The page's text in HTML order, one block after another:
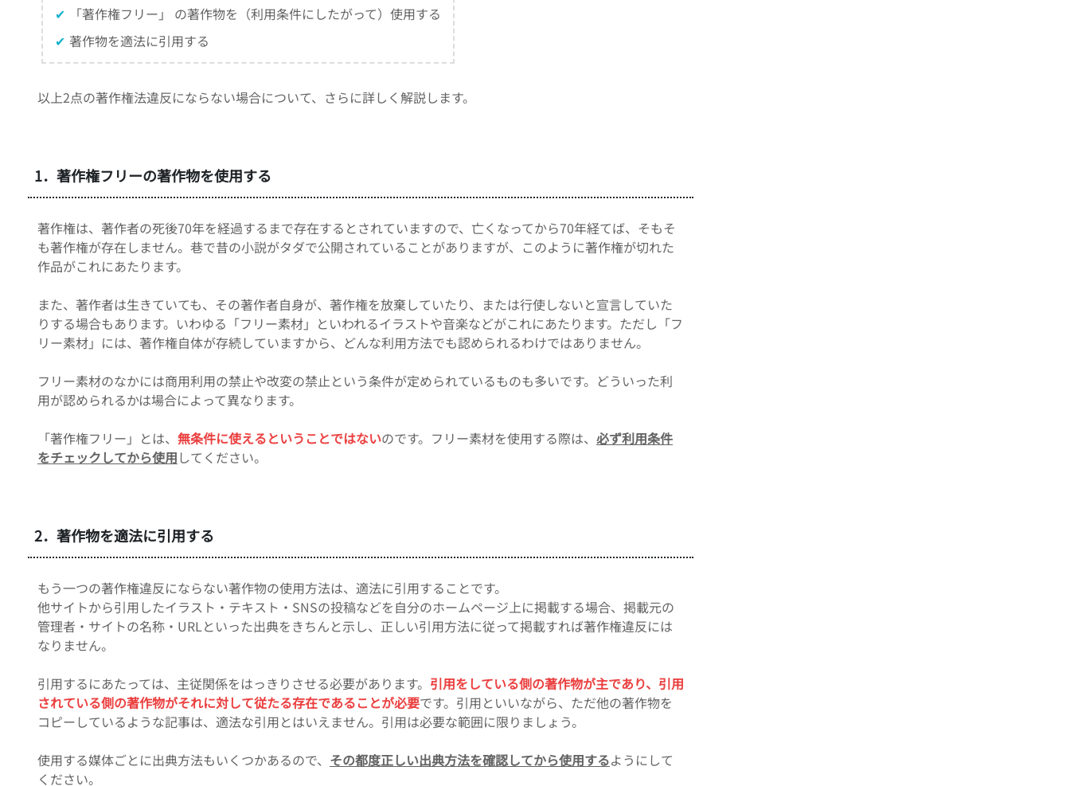
✔
「著作権フリー」 の著作物を（利用条件にしたがって）使用する
✔ 著作物を適法に引用する
以上2点の著作権法違反にならない場合について、さらに詳しく解説します。
1．著作権フリーの著作物を使用する
著作権は、著作者の死後70年を経過するまで存在するとされていますので、亡くなってから70年経てば、そもそ
も著作権が存在しません。巷で昔の小説がタダで公開されていることがありますが、このように著作権が切れた
作品がこれにあたります。
また、著作者は生きていても、その著作者自身が、著作権を放棄していたり、または行使しないと宣言していた
りする場合もあります。いわゆる「フリー素材」といわれるイラストや音楽などがこれにあたります。ただし「フ
リー素材」には、著作権自体が存続していますから、どんな利用方法でも認められるわけではありません。
フリー素材のなかには商用利用の禁止や改変の禁止という条件が定められているものも多いです。どういった利
用が認められるかは場合によって異なります。
「著作権フリー」とは、 無条件に使えるということではないのです。フリー素材を使用する際は、 必ず利用条件
をチェックしてから使用してください。
2．著作物を適法に引用する
もう一つの著作権違反にならない著作物の使用方法は、適法に引用することです。
他サイトから引用したイラスト・テキスト・SNSの投稿などを自分のホームページ上に掲載する場合、掲載元の
管理者・サイトの名称・URLといった出典をきちんと示し、正しい引用方法に従って掲載すれば著作権違反には
なりません。
引用するにあたっては、主従関係をはっきりさせる必要があります。 引用をしている側の著作物が主であり、引用
されている側の著作物がそれに対して従たる存在であることが必要です。引用といいながら、ただ他の著作物を
コピーしているような記事は、適法な引用とはいえません。引用は必要な範囲に限りましょう。
使用する媒体ごとに出典方法もいくつかあるので、 その都度正しい出典方法を確認してから使用するようにして
ください。